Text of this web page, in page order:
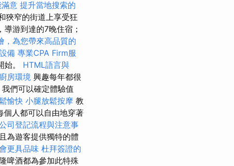
意 提升當地搜索的
狹窄的街道上享受狂
游到達的7晚住宿；
，為您帶來高品質的
備 專業CPA Firm服
始。 HTML語言與
房環境 興趣每年都很
們可以確定體驗值
愉快 小腿放鬆按摩 教
個人都可以自由地穿著
司登記流程與注意事
為遊客提供獨特的體
更具品味 杜拜簽證的
啤酒都為參加此特殊